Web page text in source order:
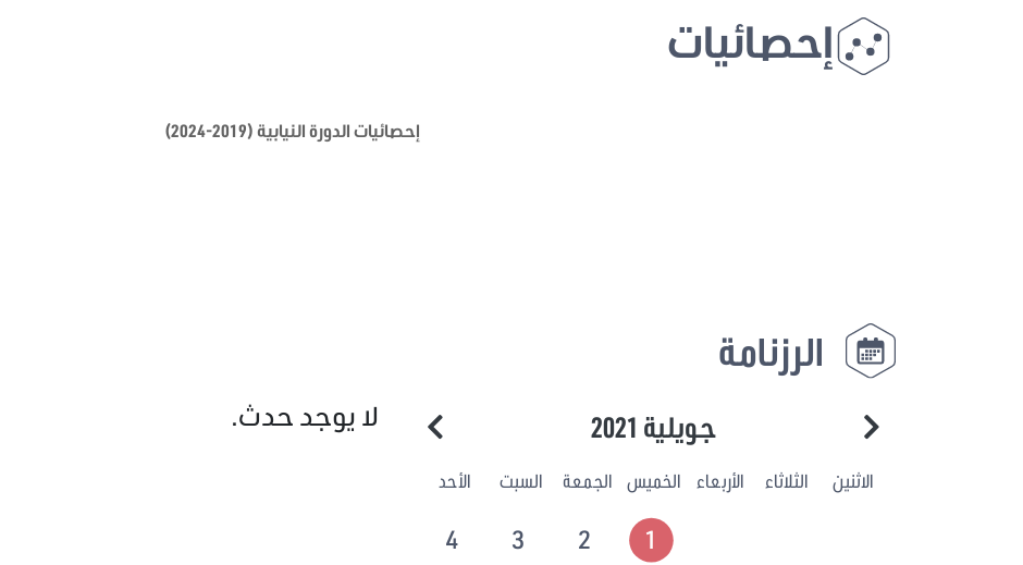
إحصائيات
إحصائيات الدورة النيابية (2019-2024)
الرزنامة
جويلية 2021
الاثنين الثلاثاء الأربعاء الخميس الجمعة السبت الأحد
1
2
3
4
لا يوجد حدث.